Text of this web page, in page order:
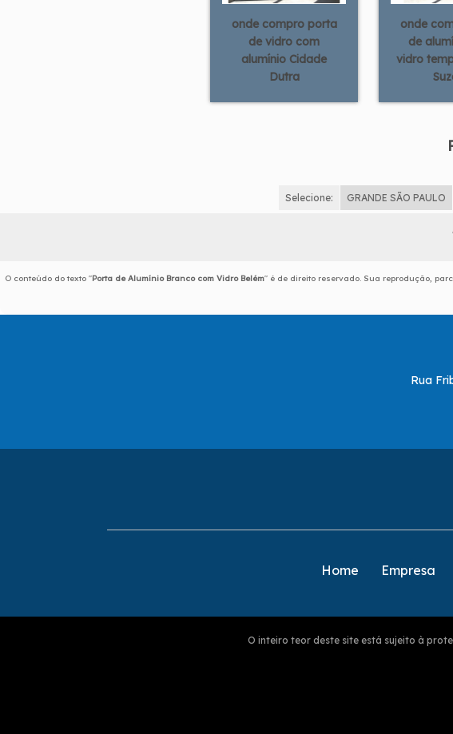
onde compro porta
de vidro com
alumínio Cidade
Dutra
onde
de
vidro
Selecione: GRANDE SÃO PAULO
O conteúdo do texto "Porta de Alumínio Branco com Vidro Belém" é de direito reservado. Sua reprodução,
Rua
Home Empresa
O inteiro teor deste site está sujeito à